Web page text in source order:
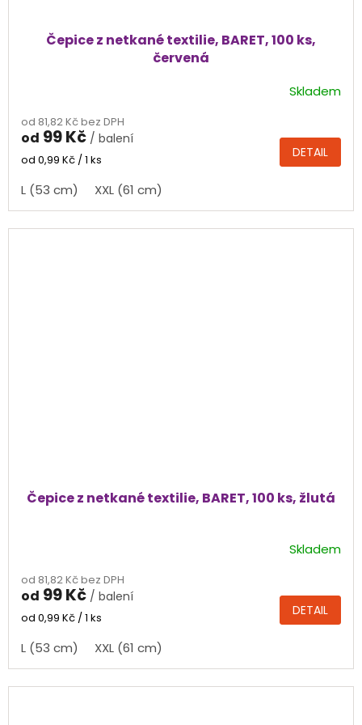
Čepice z netkané textilie, BARET, 100 ks,
červená
Skladem
od 81,82 Kč bez DPH
od 99 Kč / balení
Měrná
od 0,99 Kč / 1 ks DETAIL
L (53 cm) XXL (61 cm)
Čepice z netkané textilie, BARET, 100 ks, žlutá
Skladem
od 81,82 Kč bez DPH
od 99 Kč / balení
Měrná
od 0,99 Kč / 1 ks DETAIL
L (53 cm) XXL (61 cm)